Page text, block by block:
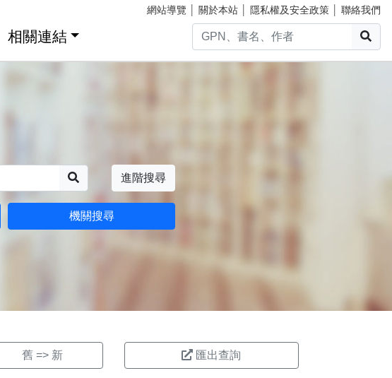
網站導覽 關於本站 隱私權及安全政策 聯絡我們
相關連結
進階搜尋
機關搜尋
舊 => 新 匯出查詢